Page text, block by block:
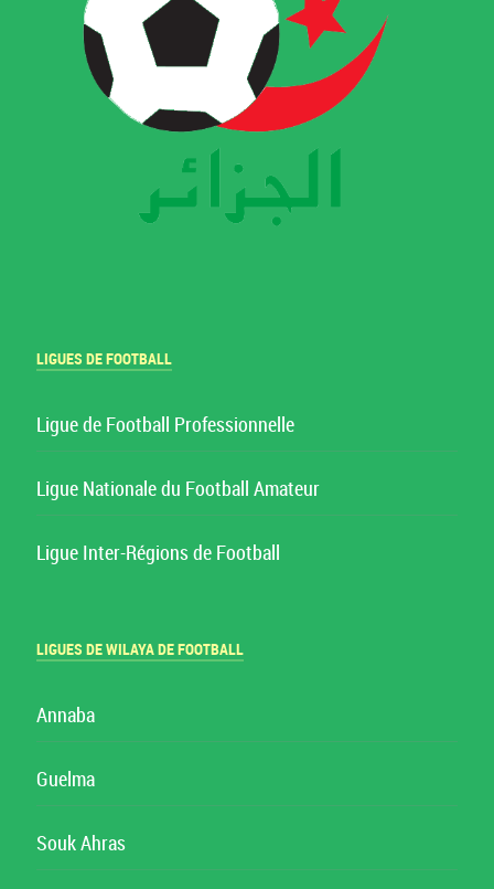
LIGUES DE FOOTBALL
Ligue de Football Professionnelle
Ligue Nationale du Football Amateur
Ligue Inter-Régions de Football
LIGUES DE WILAYA DE FOOTBALL
Annaba
Guelma
Souk Ahras